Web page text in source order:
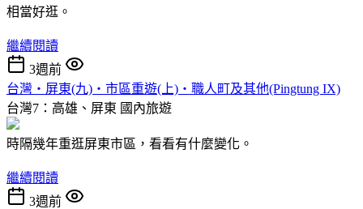
相當好逛。
繼續閱讀
3週前
台灣‧屏東(九)‧市區重遊(上)‧職人町及其他(Pingtung IX)
台灣7：高雄、屏東 國內旅遊
時隔幾年重逛屏東市區，看看有什麼變化。
繼續閱讀
3週前